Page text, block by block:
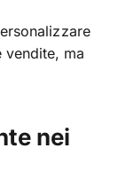
vendite, ma
nei